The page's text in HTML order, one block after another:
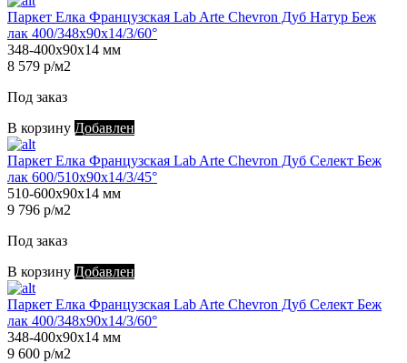
Паркет Елка Французская Lab Arte Chevron Дуб Натур Беж
лак 400/348х90х14/3/60°
348-400х90х14 мм
8 579 р/м2
Под заказ
В корзину Добавлен
Паркет Елка Французская Lab Arte Chevron Дуб Селект Беж
лак 600/510х90х14/3/45°
510-600х90х14 мм
9 796 р/м2
Под заказ
В корзину Добавлен
Паркет Елка Французская Lab Arte Chevron Дуб Селект Беж
лак 400/348х90х14/3/60°
348-400х90х14 мм
9 600 р/м2